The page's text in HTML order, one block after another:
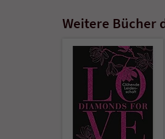
Weitere Bücher